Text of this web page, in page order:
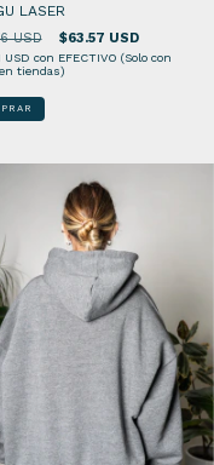
LASER
USD $63.57 USD
USD con EFECTIVO (Solo con
tiendas)